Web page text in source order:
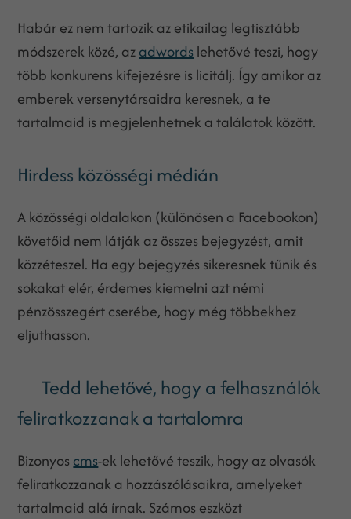
Habár ez nem tartozik az etikailag legtisztább
módszerek közé, azadwords lehetővé teszi, hogy
több konkurens kifejezésre is licitálj. Így amikor az
emberek versenytársaidra keresnek, a te
tartalmaid is megjelenhetnek a találatok között.
Hirdess közösségi médián
A közösségi oldalakon (különösen a Facebookon)
követőid nem látják az összes bejegyzést, amit
közzéteszel. Ha egy bejegyzés sikeresnek tűnik és
sokakat elér, érdemes kiemelni azt némi
pénzösszegért cserébe, hogy még többekhez
eljuthasson.
Tedd lehetővé, hogy a felhasználók
feliratkozzanak a tartalomra
Bizonyos cms-ek lehetővé teszik, hogy az olvasók
feliratkozzanak a hozzászólásaikra, amelyeket
tartalmaid alá írnak. Számos eszközt